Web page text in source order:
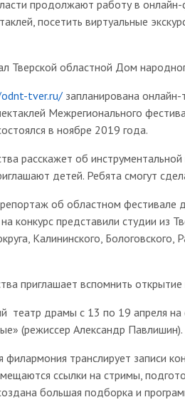
продолжают работу в
посетить виртуальные
Тверской областной Дом
tver.ru/ запланирована
Межрегионального
в ноябре 2019 года.
расскажет об
детей. Ребята смогут
репортаж об областном
конкурс представили студии из
Калининского,
приглашает вспомнить
театр драмы с 13 по 19 апреля
(режиссер Александр Павлишин).
филармония транслирует записи
ссылки на стримы,
большая подборка и